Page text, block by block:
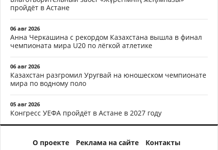
пройдёт в Астане
06 авг 2026
Анна Черкашина с рекордом Казахстана вышла в финал
чемпионата мира U20 по лёгкой атлетике
06 авг 2026
Казахстан разгромил Уругвай на юношеском чемпионате
мира по водному поло
05 авг 2026
Конгресс УЕФА пройдёт в Астане в 2027 году
О проекте Реклама на сайте Контакты